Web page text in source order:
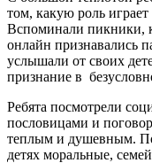
том, какую роль
Вспоминали пикники,
онлайн признавались
услышали от своих
признание в
Ребята посмотрели
пословицами и
теплым и душевным.
детях моральные,